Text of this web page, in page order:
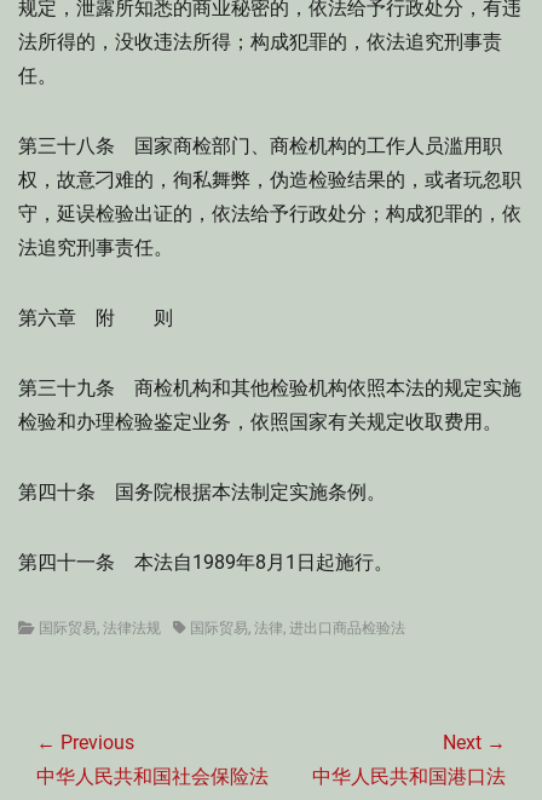
规定，泄露所知悉的商业秘密的，依法给予行政处分，有违
法所得的，没收违法所得；构成犯罪的，依法追究刑事责
任。
第三十八条 国家商检部门、商检机构的工作人员滥用职
权，故意刁难的，徇私舞弊，伪造检验结果的，或者玩忽职
守，延误检验出证的，依法给予行政处分；构成犯罪的，依
法追究刑事责任。
第六章 附 则
第三十九条 商检机构和其他检验机构依照本法的规定实施
检验和办理检验鉴定业务，依照国家有关规定收取费用。
第四十条 国务院根据本法制定实施条例。
第四十一条 本法自1989年8月1日起施行。
Categories
国际贸易, 法律法规 Tags国际贸易, 法律, 进出口商品检验法
章
导
← Previous
Previous
中华人民共和国社会保险法
Next →
中华人民共和国港口法